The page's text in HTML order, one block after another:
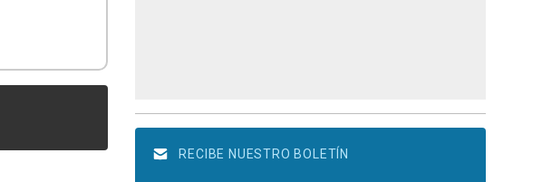
RECIBE NUESTRO BOLETÍN